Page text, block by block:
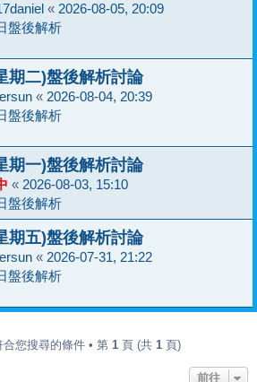
« 2026-08-05, 20:09
盤後解析
期二)盤後解析討論
« 2026-08-04, 20:39
盤後解析
期一)盤後解析討論
« 2026-08-03, 15:10
盤後解析
期五)盤後解析討論
« 2026-07-31, 21:22
盤後解析
您搜尋的條件 • 第 1 頁 (共 1 頁)
前往